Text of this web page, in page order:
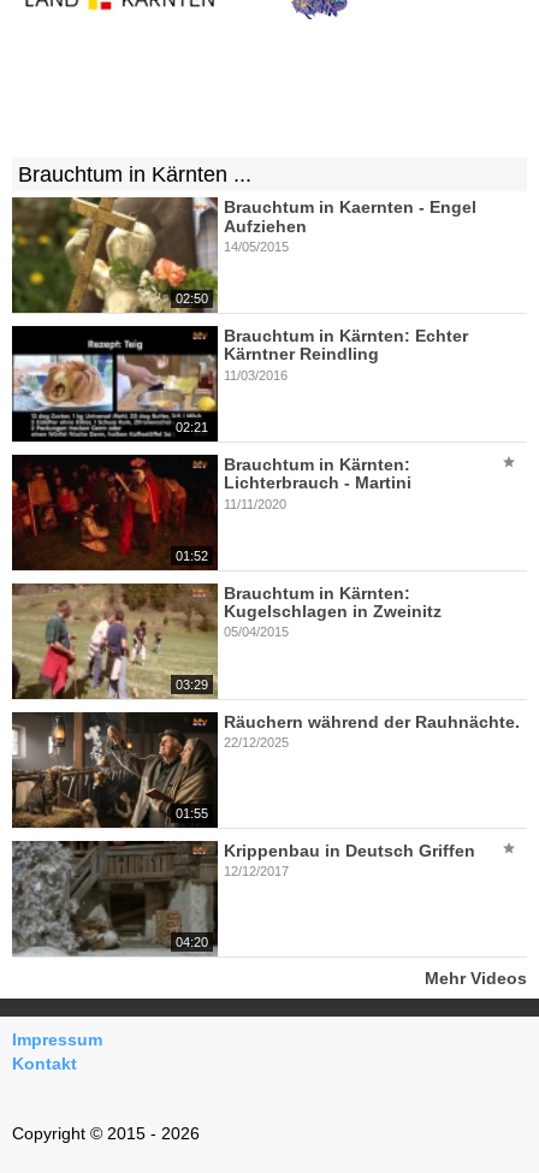
Brauchtum in Kärnten ...
02:50
Brauchtum in Kaernten - Engel
Aufziehen
14/05/2015
02:21
Brauchtum in Kärnten: Echter
Kärntner Reindling
11/03/2016
01:52
Brauchtum in Kärnten:
Lichterbrauch - Martini
11/11/2020
03:29
Brauchtum in Kärnten:
Kugelschlagen in Zweinitz
05/04/2015
01:55
Räuchern während der Rauhnächte.
22/12/2025
04:20
Krippenbau in Deutsch Griffen
12/12/2017
Mehr Videos
Impressum
Kontakt
Copyright © 2015 - 2026